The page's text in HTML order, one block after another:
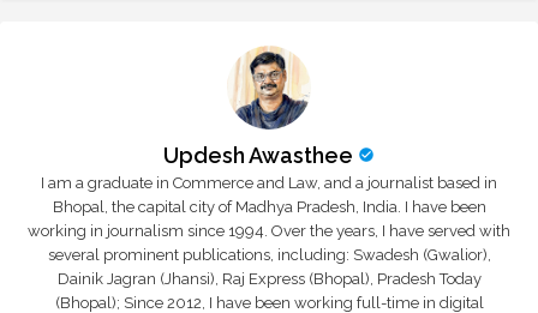
Updesh Awasthee
I am a graduate in Commerce and Law, and a journalist based in
Bhopal, the capital city of Madhya Pradesh, India. I have been
working in journalism since 1994. Over the years, I have served with
several prominent publications, including: Swadesh (Gwalior),
Dainik Jagran (Jhansi), Raj Express (Bhopal), Pradesh Today
(Bhopal); Since 2012, I have been working full-time in digital